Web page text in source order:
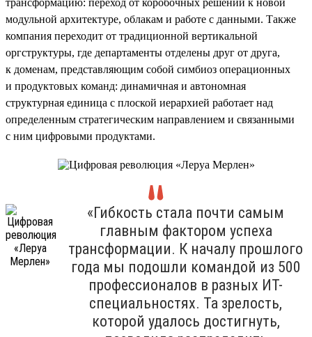
модульной архитектуре, облакам и работе с данными. Также
компания переходит от традиционной вертикальной
оргструктуры, где департаменты отделены друг от друга,
к доменам, представляющим собой симбиоз операционных
и продуктовых команд: динамичная и автономная
структурная единица с плоской иерархией работает над
определенным стратегическим направлением и связанными
с ним цифровыми продуктами.
«Гибкость стала почти самым
главным фактором успеха
трансформации. К началу прошлого
года мы подошли командой из 500
профессионалов в разных ИТ-
специальностях. Та зрелость,
которой удалось достигнуть,